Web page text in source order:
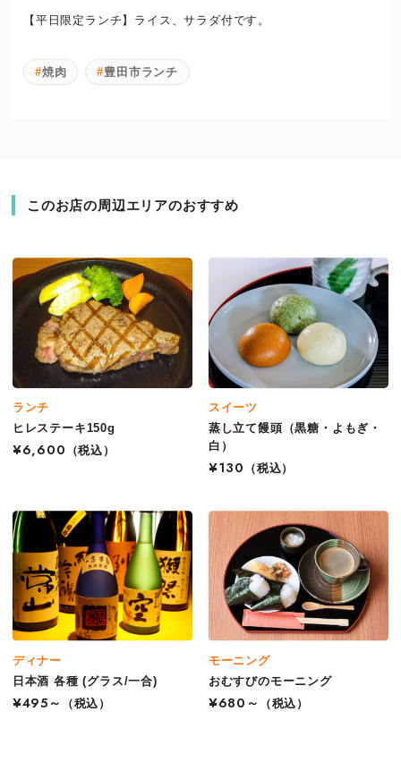
【平日限定ランチ】ライス、サラダ付です。
焼肉 豊田市ランチ
このお店の周辺エリアのおすすめ
ランチ
ヒレステーキ150g
¥6,600
（税込）
スイーツ
蒸し立て饅頭（黒糖・よもぎ・
白）
¥130
（税込）
ディナー
日本酒 各種 (グラス/一合)
¥495～
（税込）
モーニング
おむすびのモーニング
¥680～
（税込）